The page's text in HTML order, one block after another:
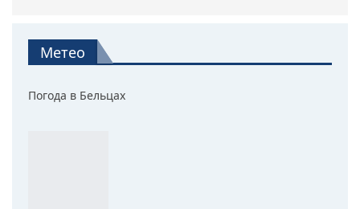
Метео
Погода в Бельцах